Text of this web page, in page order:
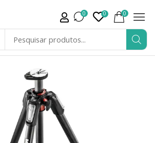
0 0 0